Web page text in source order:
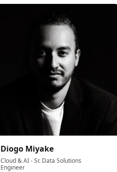
Diogo Miyake
Cloud & AI - Sr. Data Solutions
Engineer